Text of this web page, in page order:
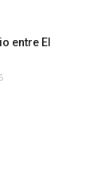
entre El